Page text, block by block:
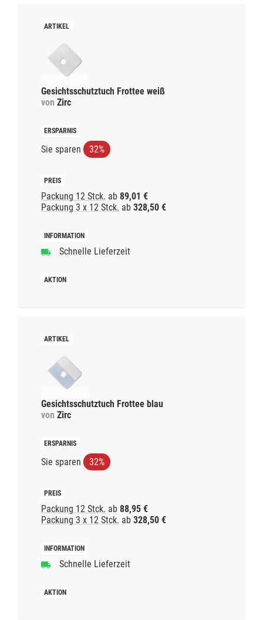
Gesichtsschutztuch Frottee weiß
von Zirc
Sie sparen 32%
Packung 12 Stck. ab 89,01 €
Packung 3 x 12 Stck. ab 328,50 €
Schnelle Lieferzeit
Gesichtsschutztuch Frottee blau
von Zirc
Sie sparen 32%
Packung 12 Stck. ab 88,95 €
Packung 3 x 12 Stck. ab 328,50 €
Schnelle Lieferzeit